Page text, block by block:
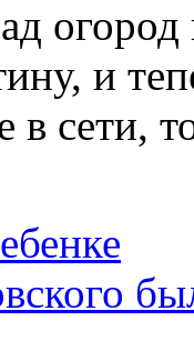
огород
и
в сети,